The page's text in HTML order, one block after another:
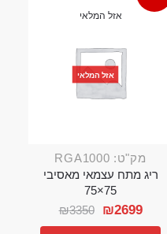
אזל המלאי
אזל המלאי
מק"ט: RGA1000
ריג מתח עצמאי מאסיבי
75×75
₪3350 ₪2699